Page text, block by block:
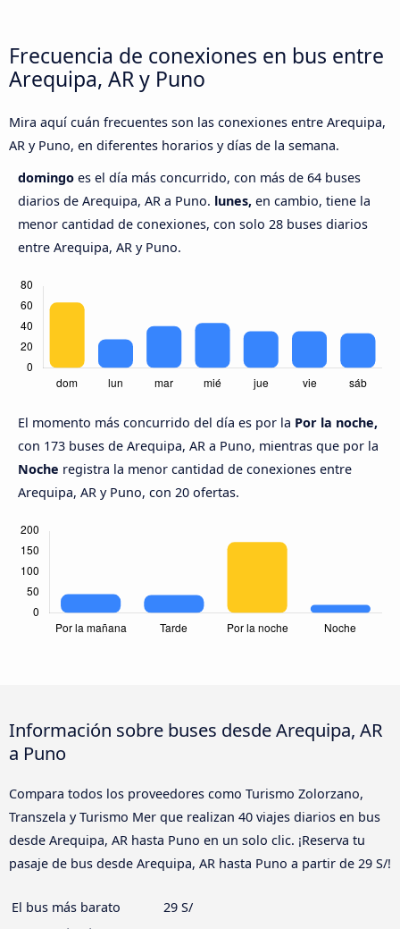
Frecuencia de conexiones en bus entre
Arequipa, AR y Puno
Mira aquí cuán frecuentes son las conexiones entre Arequipa,
AR y Puno, en diferentes horarios y días de la semana.
domingo es el día más concurrido, con más de 64 buses
diarios de Arequipa, AR a Puno. lunes, en cambio, tiene la
menor cantidad de conexiones, con solo 28 buses diarios
entre Arequipa, AR y Puno.
El momento más concurrido del día es por la Por la noche,
con 173 buses de Arequipa, AR a Puno, mientras que por la
Noche registra la menor cantidad de conexiones entre
Arequipa, AR y Puno, con 20 ofertas.
Información sobre buses desde Arequipa, AR
a Puno
Compara todos los proveedores como Turismo Zolorzano,
Transzela y Turismo Mer que realizan 40 viajes diarios en bus
desde Arequipa, AR hasta Puno en un solo clic. ¡Reserva tu
pasaje de bus desde Arequipa, AR hasta Puno a partir de 29 S/!
El bus más barato
29 S/